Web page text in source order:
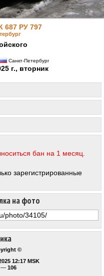
687 РУ 797
Санкт-Петербург
г., вторник
©
12:17 MSK
— 106
на фото
бан на 1 месяц.
зарегистрированные